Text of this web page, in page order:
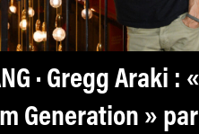
· Gregg Araki : «
Generation »